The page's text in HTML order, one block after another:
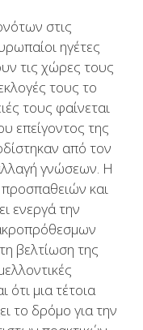
στις
ηγέτες
τις χώρες τους
τους το
τους φαίνεται
επείγοντος της
από τον
γνώσεων. Η
και
ενεργά την
βελτίωση της
ότι μια τέτοια
το δρόμο για την